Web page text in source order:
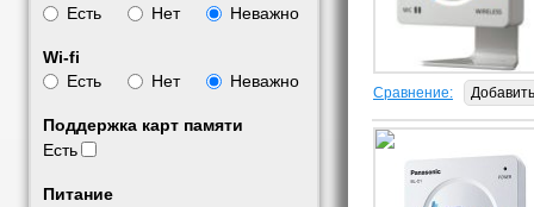
Есть
Нет Неважно
Wi-fi
Есть
Нет Неважно
Поддержка карт памяти
Есть
Питание
Сравнение: Добавить